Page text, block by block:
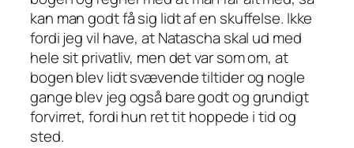
kan man godt få sig lidt af en skuffelse. Ikke
fordi jeg vil have, at Natascha skal ud med
hele sit privatliv, men det var som om, at
bogen blev lidt svævende tiltider og nogle
gange blev jeg også bare godt og grundigt
forvirret, fordi hun ret tit hoppede i tid og
sted.